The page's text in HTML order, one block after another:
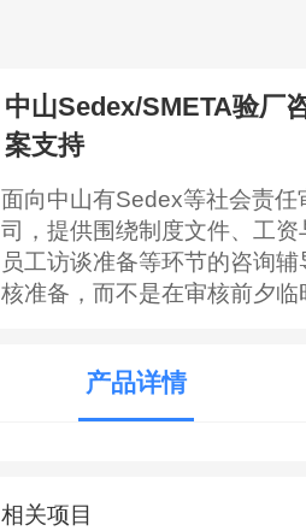
中山Sedex/SMETA验厂
案支持
面向中山有Sedex等社会责任
司，提供围绕制度文件、工
员工访谈准备等环节的咨询
核准备，而不是在审核前夕临
产品详情
相关项目